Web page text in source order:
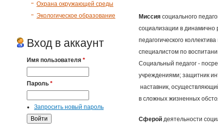
Миссия социального
социализации в
педагогического
специалистом по
Социальный педагог -
учреждениями; защитник
наставник,
в сложных жизненных
Сферой деятельности
Охрана окружающей среды
Экологическое образование
Вход в аккаунт
Имя пользователя *
Пароль *
Запросить новый пароль